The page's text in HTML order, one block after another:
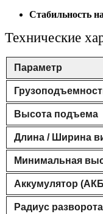
Стабильность
Технические
Параметр
Высота подъема
Длина / Ширина
Минимальная
Аккумулятор
Радиус разворота